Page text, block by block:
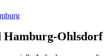
Hamburg-Ohlsdorf